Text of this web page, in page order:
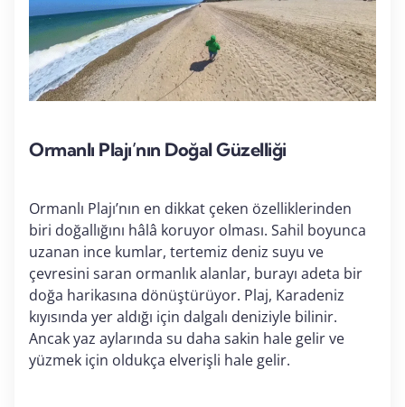
Ormanlı Plajı’nın Doğal Güzelliği
Ormanlı Plajı’nın en dikkat çeken özelliklerinden
biri doğallığını hâlâ koruyor olması. Sahil boyunca
uzanan ince kumlar, tertemiz deniz suyu ve
çevresini saran ormanlık alanlar, burayı adeta bir
doğa harikasına dönüştürüyor. Plaj, Karadeniz
kıyısında yer aldığı için dalgalı deniziyle bilinir.
Ancak yaz aylarında su daha sakin hale gelir ve
yüzmek için oldukça elverişli hale gelir.